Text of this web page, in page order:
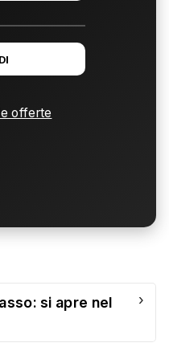
offerte
si apre nel
›